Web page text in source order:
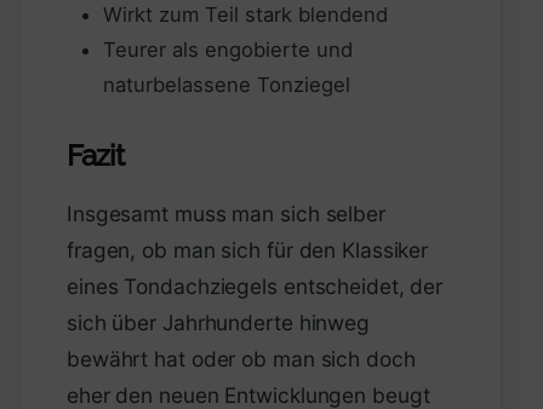
Wirkt zum Teil stark blendend
Teurer als engobierte und
naturbelassene Tonziegel
Fazit
Insgesamt muss man sich selber
fragen, ob man sich für den Klassiker
eines Tondachziegels entscheidet, der
sich über Jahrhunderte hinweg
bewährt hat oder ob man sich doch
eher den neuen Entwicklungen beugt